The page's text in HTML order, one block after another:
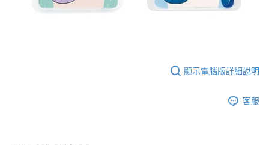
５．嚴禁一人註冊多個帳號或使用他人資訊註冊。若發現惡意使用之情形，
顯示電腦版詳細說明
客服